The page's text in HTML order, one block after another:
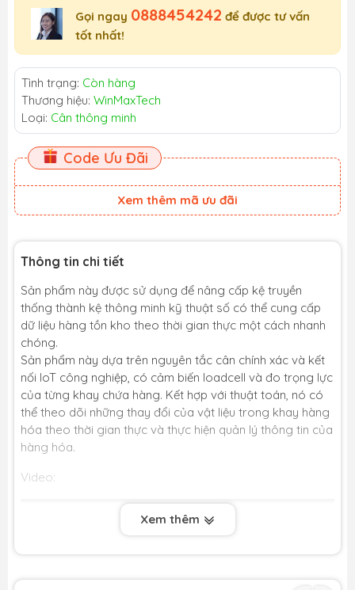
Gọi ngay 0888454242 để được tư vấn
tốt nhất!
Tình trạng: Còn hàng
Thương hiệu: WinMaxTech
Loại: Cân thông minh
Code Ưu Đãi
Xem thêm mã ưu đãi
Thông tin chi tiết
Sản phẩm này được sử dụng để nâng cấp kệ truyền
thống thành kệ thông minh kỹ thuật số có thể cung cấp
dữ liệu hàng tồn kho theo thời gian thực một cách nhanh
chóng.
Sản phẩm này dựa trên nguyên tắc cân chính xác và kết
nối IoT công nghiệp, có cảm biến loadcell và đo trọng lực
của từng khay chứa hàng. Kết hợp với thuật toán, nó có
thể theo dõi những thay đổi của vật liệu trong khay hàng
hóa theo thời gian thực và thực hiện quản lý thông tin của
hàng hóa.
Video:
Xem thêm